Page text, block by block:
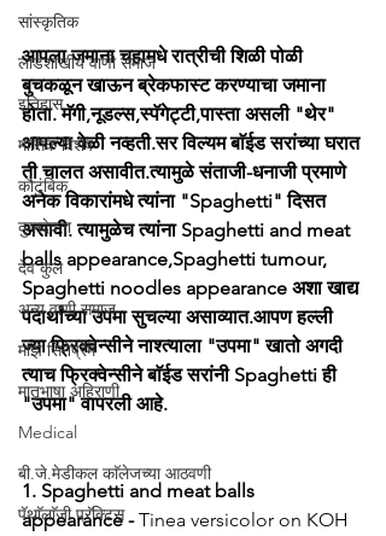
सांस्कृतिक
लाडशाखीय वाणी समाज
इतिहास
मासिक विशेष
कौटुंबिक
कुलदेवता
देव कुल
अन्य वाणी समाज
माझे सिनेप्रेम
मातृभाषा अहिराणी
Medical
बी.जे.मेडीकल काॅलेजच्या आठवणी
पॅथाॅलाॅजी प्रॅक्टिस
आपला जमाना चहामधे रात्रीची शिळी पोळी
बुचकळून खाऊन ब्रेकफास्ट करण्याचा जमाना
होता. मॅगी,नूडल्स,स्पॅगेट्टी,पास्ता असली "थेर"
आपल्या वेळी नव्हती.सर विल्यम बाॅईड सरांच्या घरात
ती चालत असावीत.त्यामुळे संताजी-धनाजी प्रमाणे
अनेक विकारांमधे त्यांना "Spaghetti" दिसत
असावी. त्यामुळेच त्यांना Spaghetti and meat
balls appearance,Spaghetti tumour,
Spaghetti noodles appearance अशा खाद्य
पदार्थांच्या उपमा सुचल्या असाव्यात.आपण हल्ली
ज्या फ्रिक्वेन्सीने नाश्त्याला "उपमा" खातो अगदी
त्याच फ्रिक्वेन्सीने बाॅईड सरांनी Spaghetti ही
"उपमा" वापरली आहे.
1. Spaghetti and meat balls
appearance - Tinea versicolor on KOH